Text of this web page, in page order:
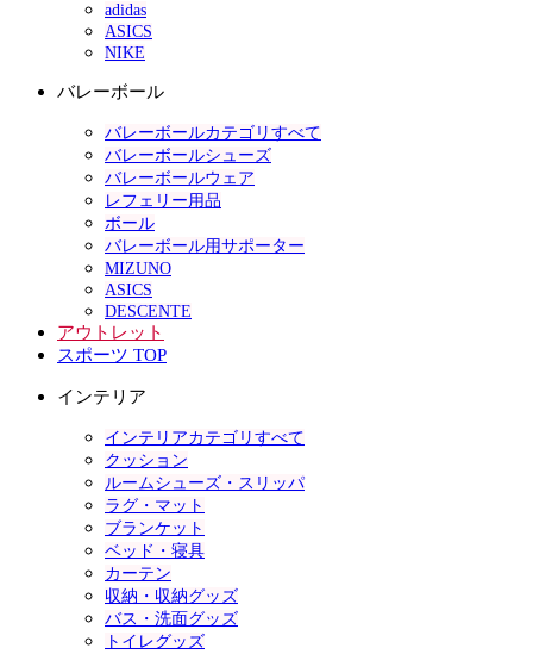
adidas
ASICS
NIKE
バレーボール
バレーボールカテゴリすべて
バレーボールシューズ
バレーボールウェア
レフェリー用品
ボール
バレーボール用サポーター
MIZUNO
ASICS
DESCENTE
アウトレット
スポーツ TOP
インテリア
インテリアカテゴリすべて
クッション
ルームシューズ・スリッパ
ラグ・マット
ブランケット
ベッド・寝具
カーテン
収納・収納グッズ
バス・洗面グッズ
トイレグッズ